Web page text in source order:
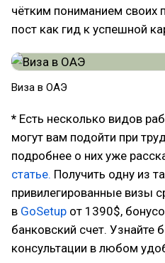
чётким пониманием своих
пост как гид к успешной
Виза в ОАЭ
* Есть несколько видов
могут вам подойти при
подробнее о них уже
статье. Получить одну из
привилегированные визы
в GoSetup от 1390$,
банковский счет. Узнайте
консультации в любом